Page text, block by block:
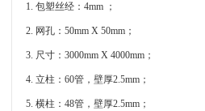
1. 包塑丝经：4mm ；
2. 网孔：50mm X 50mm；
3. 尺寸：3000mm X 4000mm；
4. 立柱：60管，壁厚2.5mm；
5. 横柱：48管，壁厚2.5mm；